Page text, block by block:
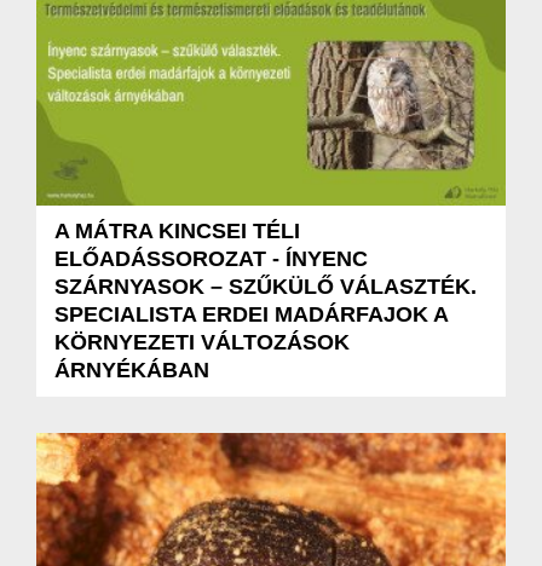
A MÁTRA KINCSEI TÉLI
ELŐADÁSSOROZAT - ÍNYENC
SZÁRNYASOK – SZŰKÜLŐ VÁLASZTÉK.
SPECIALISTA ERDEI MADÁRFAJOK A
KÖRNYEZETI VÁLTOZÁSOK
ÁRNYÉKÁBAN